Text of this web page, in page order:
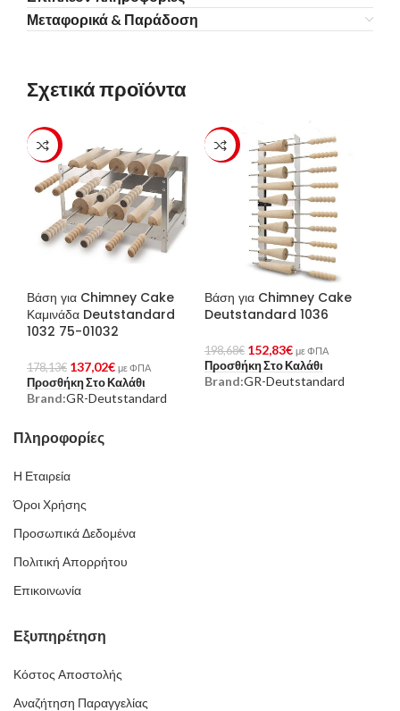
Μεταφορικά & Παράδοση
Σχετικά προϊόντα
-23%
Βάση για Chimney Cake
Καμινάδα Deutstandard
1032 75-01032
178,13€ 137,02€ με ΦΠΑ
Προσθήκη Στο Καλάθι
Brand:GR-Deutstandard
-23%
Βάση για Chimney Cake
Deutstandard 1036
198,68€ 152,83€ με ΦΠΑ
Προσθήκη Στο Καλάθι
Brand:GR-Deutstandard
Πληροφορίες
Η Εταιρεία
Όροι Χρήσης
Προσωπικά Δεδομένα
Πολιτική Απορρήτου
Επικοινωνία
Εξυπηρέτηση
Κόστος Αποστολής
Αναζήτηση Παραγγελίας